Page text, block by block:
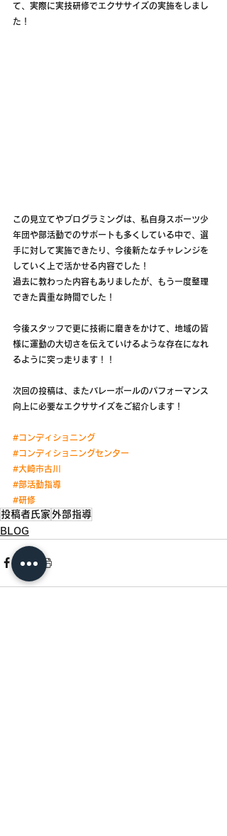
て、実際に実技研修でエクササイズの実施をしまし
た！
この見立てやプログラミングは、私自身スポーツ少
年団や部活動でのサポートも多くしている中で、選
手に対して実施できたり、今後新たなチャレンジを
していく上で活かせる内容でした！
過去に教わった内容もありましたが、もう一度整理
できた貴重な時間でした！
今後スタッフで更に技術に磨きをかけて、地域の皆
様に運動の大切さを伝えていけるような存在になれ
るように突っ走ります！！
次回の投稿は、またバレーボールのパフォーマンス
向上に必要なエクササイズをご紹介します！
#コンディショニング
#コンディショニングセンター
#大崎市古川
#部活動指導
#研修
投稿者氏家 外部指導
BLOG